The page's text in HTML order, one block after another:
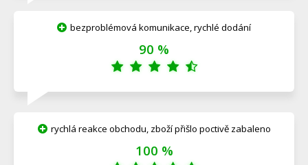
bezproblémová komunikace, rychlé dodání
90 %
rychlá reakce obchodu, zboží přišlo poctivě zabaleno
100 %